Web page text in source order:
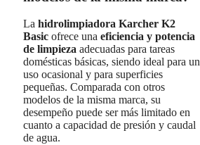
La hidrolimpiadora Karcher K2
Basic ofrece una eficiencia y potencia
de limpieza adecuadas para tareas
domésticas básicas, siendo ideal para un
uso ocasional y para superficies
pequeñas. Comparada con otros
modelos de la misma marca, su
desempeño puede ser más limitado en
cuanto a capacidad de presión y caudal
de agua.